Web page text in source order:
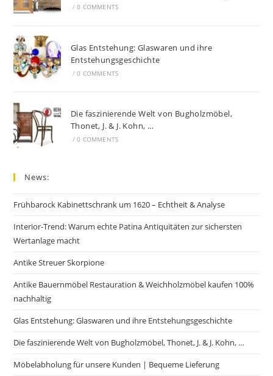
/ 0 COMMENTS
Glas Entstehung: Glaswaren und ihre
Entstehungsgeschichte
/ 0 COMMENTS
Die faszinierende Welt von Bugholzmöbel,
Thonet, J. & J. Kohn, …
/ 0 COMMENTS
News:
Frühbarock Kabinettschrank um 1620 – Echtheit & Analyse
Interior-Trend: Warum echte Patina Antiquitäten zur sichersten
Wertanlage macht
Antike Streuer Skorpione
Antike Bauernmöbel Restauration & Weichholzmöbel kaufen 100%
nachhaltig
Glas Entstehung: Glaswaren und ihre Entstehungsgeschichte
Die faszinierende Welt von Bugholzmöbel, Thonet, J. & J. Kohn, …
Möbelabholung für unsere Kunden | Bequeme Lieferung